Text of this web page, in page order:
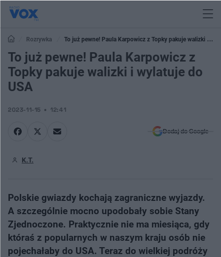
Rozrywka
To już pewne! Paula Karpowicz z Topky pakuje walizki i
wylatuje do USA
To już pewne! Paula Karpowicz z
Topky pakuje walizki i wylatuje do
USA
2023-11-15 12:41
Dodaj do Google
K.T.
Polskie gwiazdy kochają zagraniczne wyjazdy.
A szczególnie mocno upodobały sobie Stany
Zjednoczone. Praktycznie nie ma miesiąca, gdy
któraś z popularnych w naszym kraju osób nie
pojechałaby do USA. Teraz do wielkiej podróży